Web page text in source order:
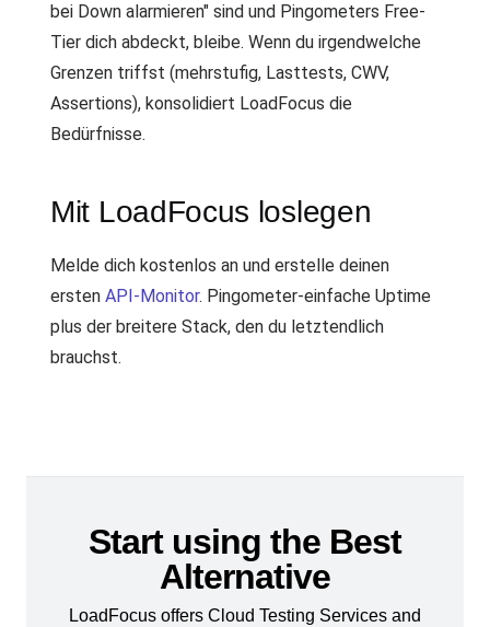
bei Down alarmieren" sind und Pingometers Free-
Tier dich abdeckt, bleibe. Wenn du irgendwelche
Grenzen triffst (mehrstufig, Lasttests, CWV,
Assertions), konsolidiert LoadFocus die
Bedürfnisse.
Mit LoadFocus loslegen
Melde dich kostenlos an und erstelle deinen
ersten API-Monitor. Pingometer-einfache Uptime
plus der breitere Stack, den du letztendlich
brauchst.
Start using the Best
Alternative
LoadFocus offers Cloud Testing Services and